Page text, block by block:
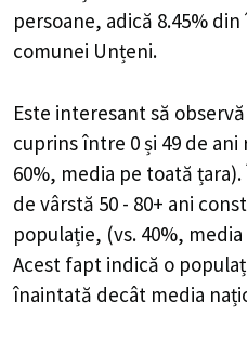
persoane, adică 8.45%
comunei Unțeni.
Este interesant să
cuprins între 0 și 49 de
60%, media pe toată
de vârstă 50 - 80+ ani
populație, (vs. 40%,
Acest fapt indică o
înaintată decât media